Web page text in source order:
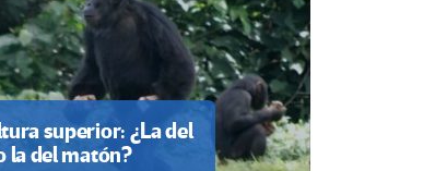
superior: ¿La del
la del matón?